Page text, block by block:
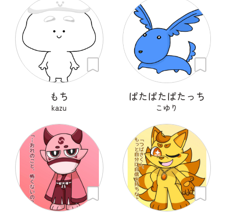
もち
kazu
ぱたぱたぱたっち
こゆり